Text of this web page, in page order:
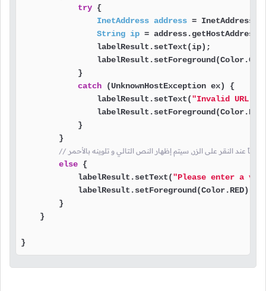
try {
InetAddress address =
String ip =
                labelResult.setText(ip);
            }
catch (UnknownHostException ex) {
                labelResult.setText(
"Invalid URL or
            }
        }
فارغاً عند النقر على الزر, سيتم إظهار النص التالي و تلوينه بالأحمر
else {
            labelResult.setText(
"Please enter a
            labelResult.setForeground(Color.RED);
        }
    }
}